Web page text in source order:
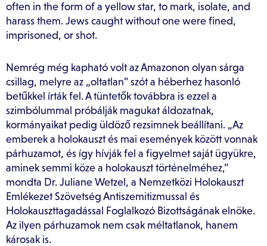
often in the form of a yellow star, to mark, isolate, and
harass them. Jews caught without one were fined,
imprisoned, or shot.
Nemrég még kapható volt az Amazonon olyan sárga
csillag, melyre az „oltatlan” szót a héberhez hasonló
betűkkel írták fel. A tüntetők továbbra is ezzel a
szimbólummal próbálják magukat áldozatnak,
kormányaikat pedig üldöző rezsimnek beállítani. „Az
emberek a holokauszt és mai események között vonnak
párhuzamot, és így hívják fel a figyelmet saját ügyükre,
aminek semmi köze a holokauszt történelméhez,”
mondta Dr. Juliane Wetzel, a Nemzetközi Holokauszt
Emlékezet Szövetség Antiszemitizmussal és
Holokauszttagadással Foglalkozó Bizottságának elnöke.
Az ilyen párhuzamok nem csak méltatlanok, hanem
károsak is.